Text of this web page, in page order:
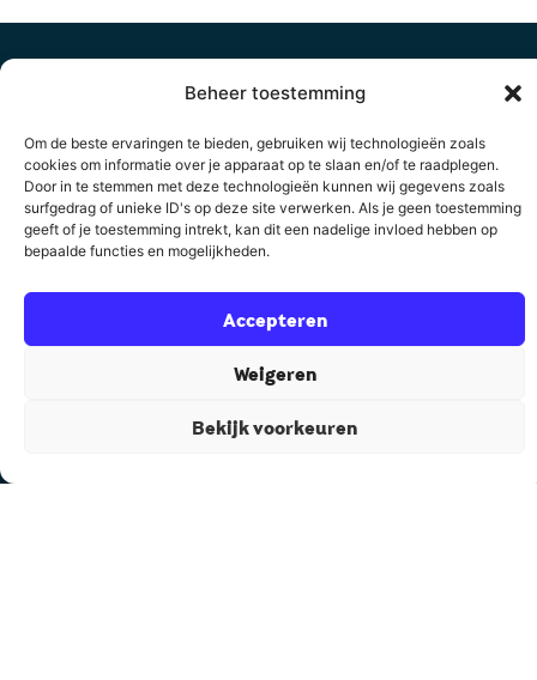
Beheer toestemming
Om de beste ervaringen te bieden, gebruiken wij technologieën zoals
cookies om informatie over je apparaat op te slaan en/of te raadplegen.
Door in te stemmen met deze technologieën kunnen wij gegevens zoals
surfgedrag of unieke ID's op deze site verwerken. Als je geen toestemming
geeft of je toestemming intrekt, kan dit een nadelige invloed hebben op
bepaalde functies en mogelijkheden.
Accepteren
Weigeren
Bekijk voorkeuren
De meeste experts open vast omdat ze te veel weten.
Honderden verhalen en tientallen modellen. Maar geen
ervoor dat je in het hele proces steeds het overzicht